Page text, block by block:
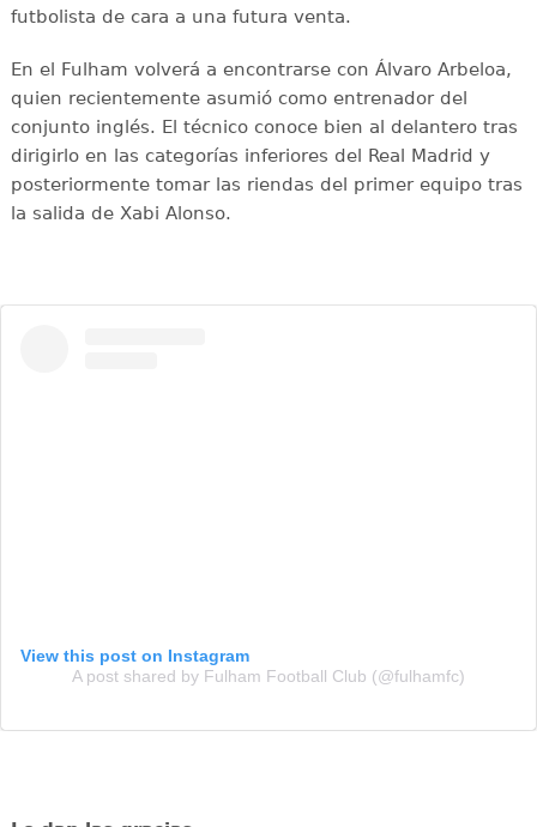
futbolista de cara a una futura venta.
En el Fulham volverá a encontrarse con Álvaro Arbeloa,
quien recientemente asumió como entrenador del
conjunto inglés. El técnico conoce bien al delantero tras
dirigirlo en las categorías inferiores del Real Madrid y
posteriormente tomar las riendas del primer equipo tras
la salida de Xabi Alonso.
View this post on Instagram
A post shared by Fulham Football Club (@fulhamfc)